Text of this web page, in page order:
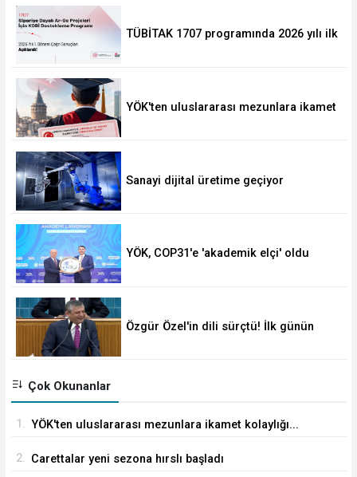
TÜBİTAK 1707 programında 2026 yılı ilk
YÖK'ten uluslararası mezunlara ikamet
Sanayi dijital üretime geçiyor
YÖK, COP31'e 'akademik elçi' oldu
Özgür Özel'in dili sürçtü! İlk günün
Çok Okunanlar
1. YÖK'ten uluslararası mezunlara ikamet kolaylığı...
2. Carettalar yeni sezona hırslı başladı